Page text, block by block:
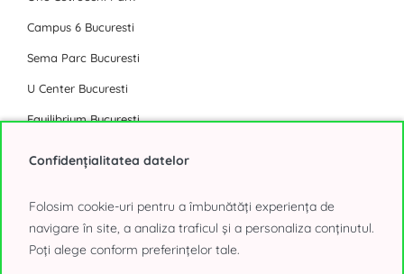
Campus 6 Bucuresti
Sema Parc Bucuresti
U Center Bucuresti
Equilibrium Bucuresti
The Bridge Bucuresti
Timpuri Noi Square
Confidențialitatea datelor
Folosim cookie-uri pentru a îmbunătăți experiența de
navigare în site, a analiza traficul și a personaliza conținutul.
Poți alege conform preferințelor tale.